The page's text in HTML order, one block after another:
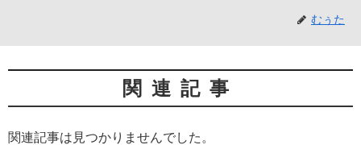
むぅた
関連記事
関連記事は見つかりませんでした。